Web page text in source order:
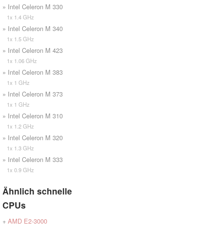
» Intel Celeron M 330
1x 1.4 GHz
» Intel Celeron M 340
1x 1.5 GHz
» Intel Celeron M 423
1x 1.06 GHz
» Intel Celeron M 383
1x 1 GHz
» Intel Celeron M 373
1x 1 GHz
» Intel Celeron M 310
1x 1.2 GHz
» Intel Celeron M 320
1x 1.3 GHz
» Intel Celeron M 333
1x 0.9 GHz
Ähnlich schnelle
CPUs
+ AMD E2-3000